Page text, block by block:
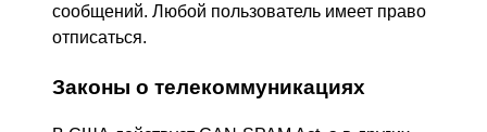
сообщений. Любой пользователь имеет право
отписаться.
Законы о телекоммуникациях